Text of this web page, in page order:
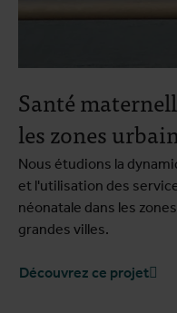
Santé
les zones
Nous étudions la
et l'utilisation des
néonatale dans les
grandes villes.
Découvrez ce projet